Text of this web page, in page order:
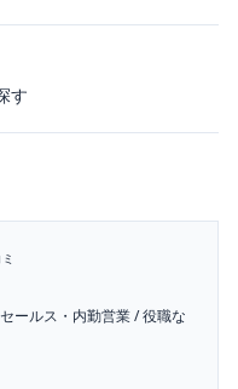
す
ールス・内勤営業/役職な